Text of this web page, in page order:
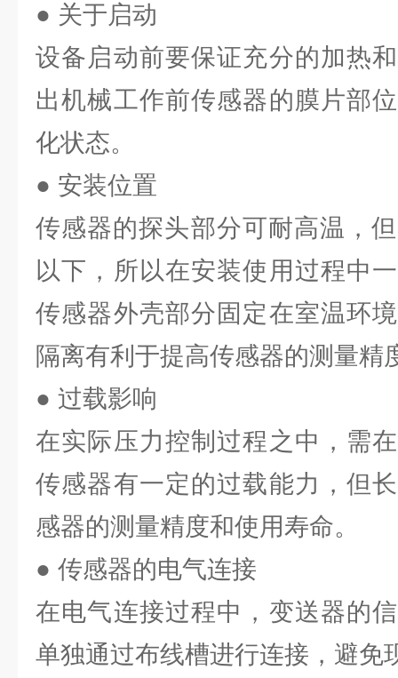
● 关于启动
设备启动前要保证充分的加热
出机械工作前传感器的膜片部
化状态。
● 安装位置
传感器的探头部分可耐高温，
以下，所以在安装使用过程中
传感器外壳部分固定在室温环
隔离有利于提高传感器的测量精
● 过载影响
在实际压力控制过程之中，需
传感器有一定的过载能力，但
感器的测量精度和使用寿命。
● 传感器的电气连接
在电气连接过程中，变送器的
单独通过布线槽进行连接，避免